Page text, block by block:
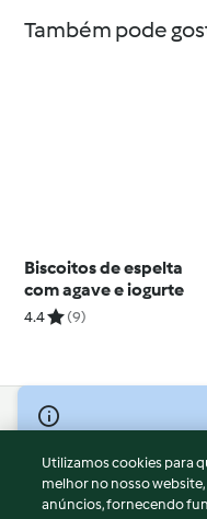
Também pode
Biscoitos de espelta
com agave e iogurte
4.4 (9)
© Copyright 2026
Termos de Utilização
Aviso sobre Proteção de
Utilizamos cookies para
melhor no nosso
anúncios, fornecendo